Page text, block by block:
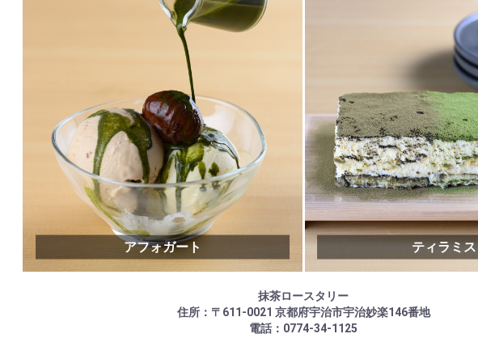
アフォガート ティラミス
抹茶ロースタリー
住所：〒611-0021 京都府宇治市宇治妙楽146番地
電話：0774-34-1125